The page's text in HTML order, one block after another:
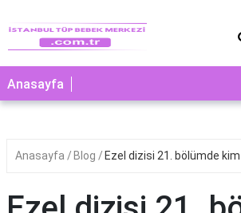
Anasayfa
Anasayfa Blog Ezel dizisi 21. bölümde